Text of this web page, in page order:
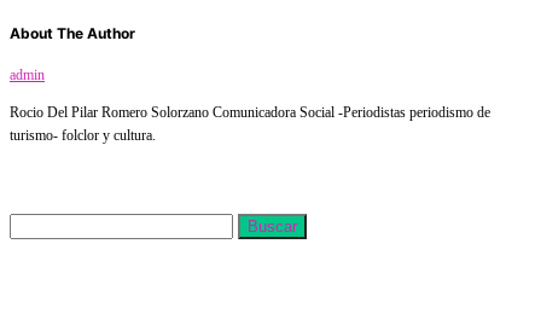
About The Author
admin
Rocio Del Pilar Romero Solorzano Comunicadora Social -Periodistas periodismo de
turismo- folclor y cultura.